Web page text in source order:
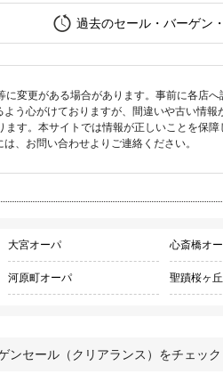
過去のセール・バーゲン
変更がある場合があります。事前に各店
う心がけておりますが、間違いや古い情
す。本サイトでは情報が正しいことを保
、お問い合わせよりご連絡ください。
大宮オーパ 心斎橋オ
河原町オーパ 聖蹟桜ヶ
ンセール（クリアランス）をチェッ